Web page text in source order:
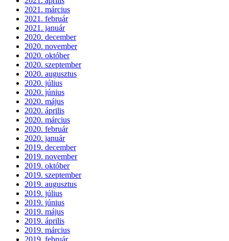
2021. március
2021. február
2021. január
2020. december
2020. november
2020. október
2020. szeptember
2020. augusztus
2020. július
2020. június
2020. május
2020. április
2020. március
2020. február
2020. január
2019. december
2019. november
2019. október
2019. szeptember
2019. augusztus
2019. július
2019. június
2019. május
2019. április
2019. március
2019. február